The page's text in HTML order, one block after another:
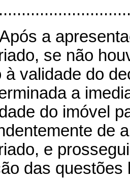
a
se não
à validade do
a
do imóvel
de
e
das questões